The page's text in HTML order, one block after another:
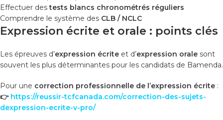
Effectuer destests blancs chronométrés réguliers
Comprendre le système des CLB / NCLC
Expression écrite et orale : points clés
Les épreuves d’expression écrite et d’expression orale sont
souvent les plus déterminantes pour les candidats de Bamenda.
Pour une correction professionnelle de l’expression écrite :
👉 https://reussir-tcfcanada.com/correction-des-sujets-
dexpression-ecrite-v-pro/